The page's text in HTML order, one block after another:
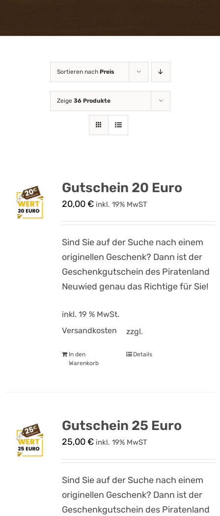
Gutscheinshop Online
Sortieren nach Preis
Zeige 36 Produkte
Gutschein 20 Euro
20,00€ inkl. 19% MwST
Sind Sie auf der Suche nach einem
originellen Geschenk? Dann ist der
Geschenkgutschein des Piratenland
Neuwied genau das Richtige für Sie!
inkl. 19 % MwSt.
zzgl.
Versandkosten
In den
Warenkorb
Details
Gutschein 25 Euro
25,00€ inkl. 19% MwST
Sind Sie auf der Suche nach einem
originellen Geschenk? Dann ist der
Geschenkgutschein des Piratenland